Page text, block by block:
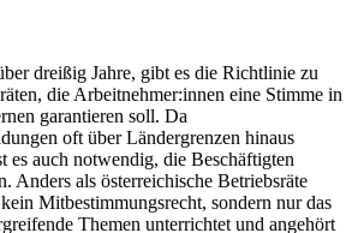
dreißig Jahre, gibt es die Richtlinie zu
die Arbeitnehmer:innen eine Stimme in
garantieren soll. Da
oft über Ländergrenzen hinaus
es auch notwendig, die Beschäftigten
Anders als österreichische Betriebsräte
Mitbestimmungsrecht, sondern nur das
Themen unterrichtet und angehört